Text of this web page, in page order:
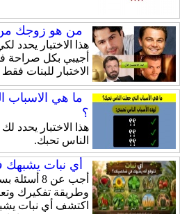
من هو زوجك من
هذا الاختبار يحدد
أجيبي بكل صراحة
الاختبار للبنات فقط
ما هي الاسباب
؟
هذا الاختبار يحدد
الناس تحبك.
أي نبات
أجب عن 8
وطريقة تفكيرك
اكتشف أي نبات